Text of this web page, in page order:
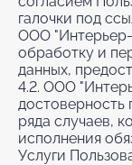
галочки под
ООО "Интерьер-
обработку и
данных,
4.2. ООО
ряда случаев,
исполнения
Услуги